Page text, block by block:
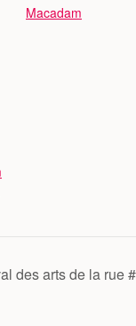
Macadam
des arts de la rue